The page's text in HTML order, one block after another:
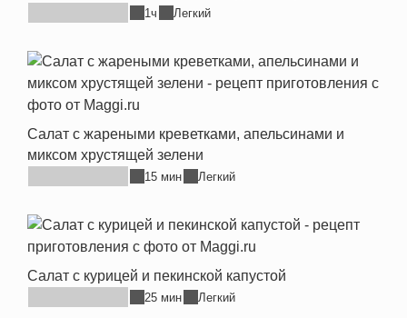
1ч Легкий
Салат с жареными креветками, апельсинами и
миксом хрустящей зелени
15 мин Легкий
Салат с курицей и пекинской капустой
25 мин Легкий